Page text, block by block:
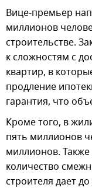
Вице-премьер
миллионов
строительстве.
к сложностям с
квартир, в
продление
гарантия, что
Кроме того, в
пять миллионов
миллионов.
количество
строителя дает